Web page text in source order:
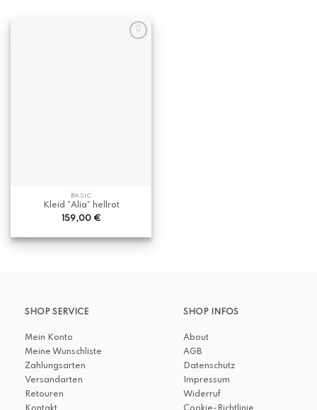
BASIC
Kleid “Alia” hellrot
159,00 €
SHOP SERVICE
Mein Konto
Meine Wunschliste
Zahlungsarten
Versandarten
Retouren
SHOP INFOS
About
AGB
Datenschutz
Impressum
Widerruf